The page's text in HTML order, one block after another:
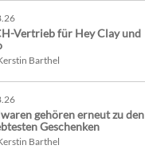
Vertrieb für Hey Clay und
Barthel
gehören erneut zu den
Geschenken
Barthel